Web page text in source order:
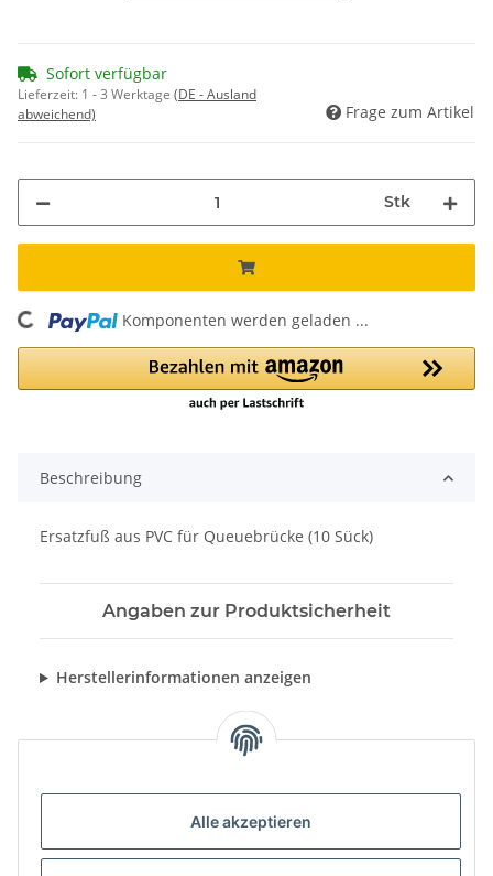
Alle akzeptieren
Sofort verfügbar
Lieferzeit: 1 - 3 Werktage (DE - Ausland
abweichend)
Frage zum Artikel
Stk
Loading... Komponenten werden geladen ...
Beschreibung
Ersatzfuß aus PVC für Queuebrücke (10 Sück)
Angaben zur Produktsicherheit
Herstellerinformationen anzeigen